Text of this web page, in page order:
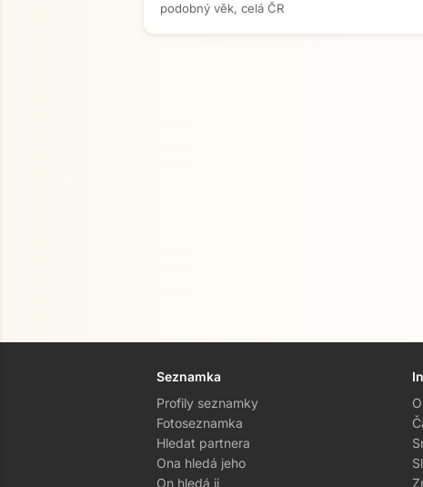
podobný věk, celá ČR
Seznamka
Profily seznamky
Fotoseznamka
Hledat partnera
Ona hledá jeho
On hledá ji